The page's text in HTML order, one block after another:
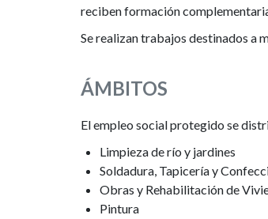
reciben formación
Se realizan trabajos destinados a
ÁMBITOS
El empleo social protegido se
Limpieza de río y jardines
Soldadura, Tapicería y
Obras y Rehabilitación de
Pintura